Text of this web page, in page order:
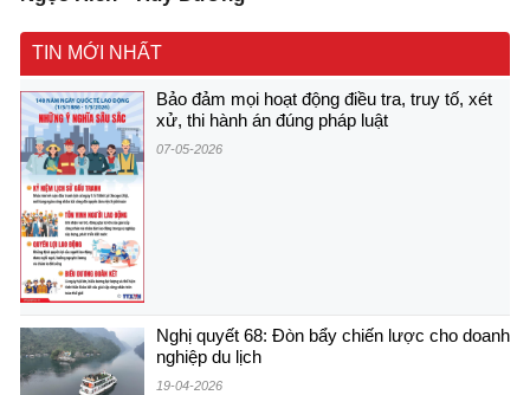
TIN MỚI NHẤT
Bảo đảm mọi hoạt động điều tra, truy tố, xét
xử, thi hành án đúng pháp luật
07-05-2026
Nghị quyết 68: Đòn bẩy chiến lược cho doanh
nghiệp du lịch
19-04-2026